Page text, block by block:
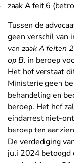
zaak A feit 6
Tussen de
geen verschil van
van zaakA feiten 2
op B. in beroep
Het hof verstaat
Ministerie geen
behandeling en
beroep. Het hof
eindarrest niet-
beroep ten
De verdediging
juli 2024 betoogd